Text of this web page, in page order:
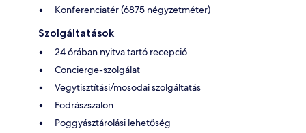
Konferenciatér (6875 négyzetméter)
Szolgáltatások
24 órában nyitva tartó recepció
Concierge-szolgálat
Vegytisztítási/mosodai szolgáltatás
Fodrászszalon
Poggyásztárolási lehetőség